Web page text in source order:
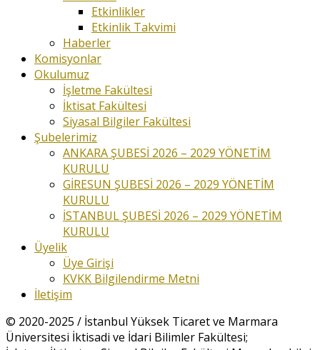
Etkinlikler
Etkinlik Takvimi
Haberler
Komisyonlar
Okulumuz
İşletme Fakültesi
İktisat Fakültesi
Siyasal Bilgiler Fakültesi
Şubelerimiz
ANKARA ŞUBESİ 2026 – 2029 YÖNETİM
KURULU
GİRESUN ŞUBESİ 2026 – 2029 YÖNETİM
KURULU
İSTANBUL ŞUBESİ 2026 – 2029 YÖNETİM
KURULU
Üyelik
Üye Girişi
KVKK Bilgilendirme Metni
İletişim
© 2020-2025 / İstanbul Yüksek Ticaret ve Marmara
Üniversitesi İktisadi ve İdari Bilimler Fakültesi;